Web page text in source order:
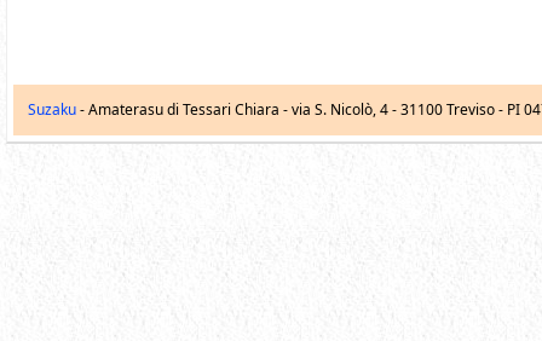
Suzaku- Amaterasu di Tessari Chiara -via S. Nicolò, 4-31100 Treviso - PI